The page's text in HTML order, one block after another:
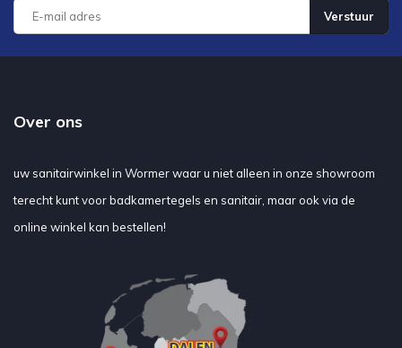
Verstuur
Over ons
uw sanitairwinkel in Wormer waar u niet alleen in onze showroom
terecht kunt voor badkamertegels en sanitair, maar ook via de
online winkel kan bestellen!